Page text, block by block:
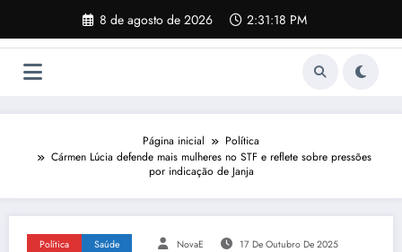
o
8 de agosto de 2026 2:31:19 PM
Página inicial
Política
Cármen Lúcia defende mais mulheres no STF e reflete sobre pressões
por indicação de Janja
Política Saúde NovaE 17 De Outubro De 2025